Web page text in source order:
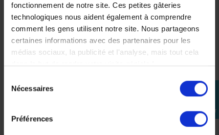
fonctionnement de notre site. Ces petites gâteries
technologiques nous aident également à comprendre
comment les gens utilisent notre site. Nous partageons
certaines informations avec des partenaires pour les
médias sociaux, la publicité et l'analyse, mais tout cela
dans le but de rendre votre visite géniale !
Nécessaires
Préférences
perm_identity
connecter
Intérieur KwikWick III :
confort et respirabilité
L’intérieurKwikWick IIIassure un excellent confort grâce
* respirants
* démontables et lavables